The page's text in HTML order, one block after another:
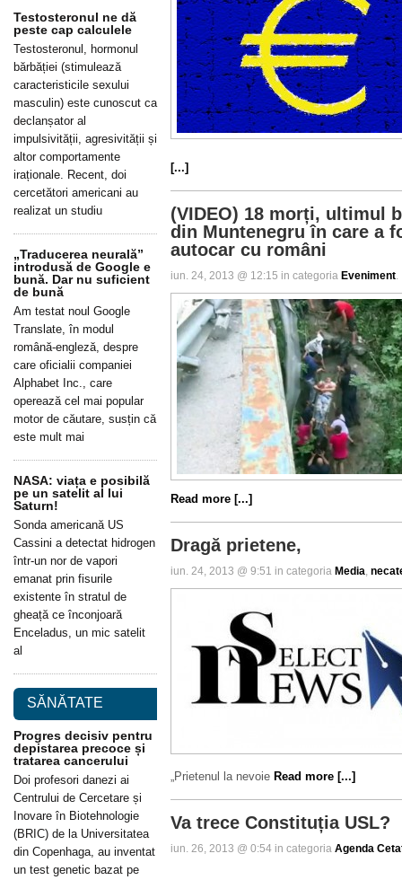
[...]
(VIDEO) 18 morți, ultimul
din Muntenegru în care a
autocar cu români
iun. 24, 2013 @ 12:15 in categoria Eveniment.
Read more [...]
Dragă prietene,
iun. 24, 2013 @ 9:51 in categoria Media,
„Prietenul la nevoie Read more [...]
Va trece Constituția USL?
iun. 26, 2013 @ 0:54 in categoria Agenda
Testosteronul ne dă
peste cap calculele
Testosteronul, hormonul
bărbăției (stimulează
caracteristicile sexului
masculin) este cunoscut ca
declanșator al
impulsivității, agresivității și
altor comportamente
iraționale. Recent, doi
cercetători americani au
realizat un studiu
„Traducerea neurală”
introdusă de Google e
bună. Dar nu suficient
de bună
Am testat noul Google
Translate, în modul
română-engleză, despre
care oficialii companiei
Alphabet Inc., care
operează cel mai popular
motor de căutare, susțin că
este mult mai
NASA: viața e posibilă
pe un satelit al lui
Saturn!
Sonda americană US
Cassini a detectat hidrogen
într-un nor de vapori
emanat prin fisurile
existente în stratul de
gheață ce înconjoară
Enceladus, un mic satelit
al
SĂNĂTATE
Progres decisiv pentru
depistarea precoce și
tratarea cancerului
Doi profesori danezi ai
Centrului de Cercetare și
Inovare în Biotehnologie
(BRIC) de la Universitatea
din Copenhaga, au inventat
un test genetic bazat pe